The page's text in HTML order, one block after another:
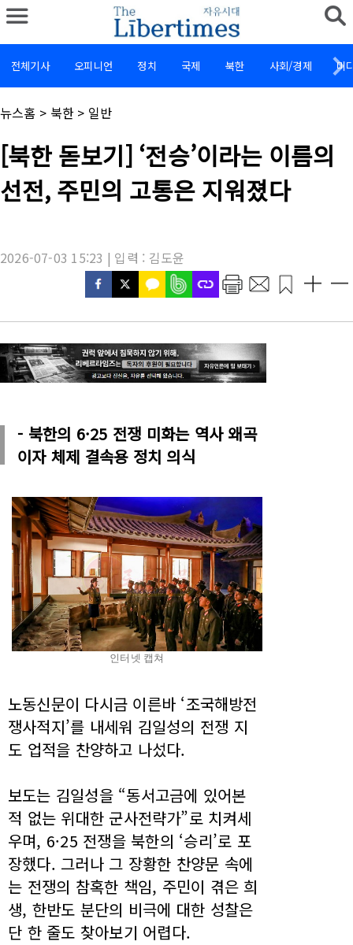
전체기사 오피니언 정치 국제 북한 사회/경제 미
채
널
뉴스홈 > 북한 > 일반
기
제
목
[북한 돋보기] ‘전승’이라는 이름의
선전, 주민의 고통은 지워졌다
2026-07-03 15:23 | 입력 : 김도윤
- 북한의 6·25 전쟁 미화는 역사 왜곡
이자 체제 결속용 정치 의식
인터넷 캡쳐
노동신문이 다시금 이른바 ‘조국해방전
쟁사적지’를 내세워 김일성의 전쟁 지
도 업적을 찬양하고 나섰다.
보도는 김일성을 “동서고금에 있어본
적 없는 위대한 군사전략가”로 치켜세
우며, 6·25 전쟁을 북한의 ‘승리’로 포
장했다. 그러나 그 장황한 찬양문 속에
는 전쟁의 참혹한 책임, 주민이 겪은 희
생, 한반도 분단의 비극에 대한 성찰은
단 한 줄도 찾아보기 어렵다.